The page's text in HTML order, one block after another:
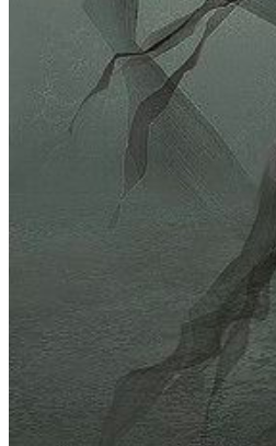
SLOT200:
Terpercaya
Berlapis
Akurat Situs